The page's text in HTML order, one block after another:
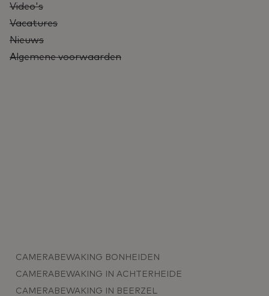
Video's
Vacatures
Nieuws
Algemene voorwaarden
CAMERABEWAKING BONHEIDEN
CAMERABEWAKING IN ACHTERHEIDE
CAMERABEWAKING IN BEERZEL